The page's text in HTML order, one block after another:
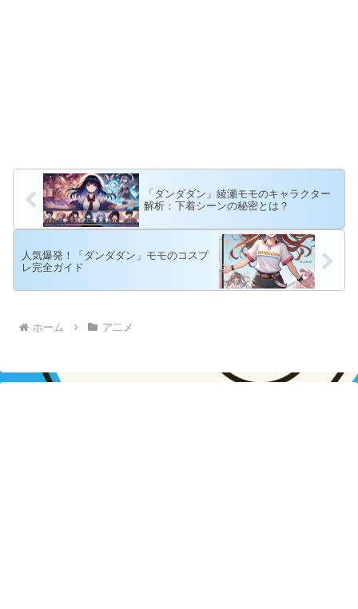
「ダンダダン」綾瀬モモのキャラクター
解析：下着シーンの秘密とは？
人気爆発！「ダンダダン」モモのコスプ
レ完全ガイド
ホーム ア二メ